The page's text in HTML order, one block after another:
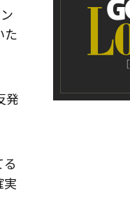
た
発
実